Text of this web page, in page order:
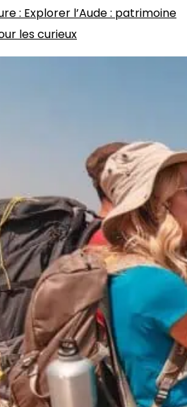
: Explorer l’Aude : patrimoine
les curieux